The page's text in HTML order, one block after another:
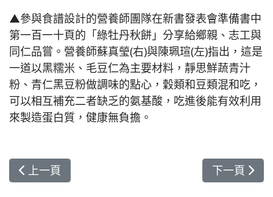
▲參與食譜設計的營養師團隊在新書發表會準備書中
第一百一十頁的「綠牡丹秋餅」分享給鄉親、志工與
同仁品嘗。營養師蘇真瑩(右)與陳珮瑄(左)指出，這是
一道以黑糯米、毛豆仁為主要材料，靜思鮮蔬青汁
粉、青仁黑豆粉做調味的點心，穀類和豆類混和吃，
可以相互補充二者缺乏的氨基酸，吃進後能有效利用
來製造蛋白質，健康無負擔。
上一篇文章: 立冬進補 花蓮慈院推溫暖甜湯補元氣
上一頁 下一篇文章
下一頁